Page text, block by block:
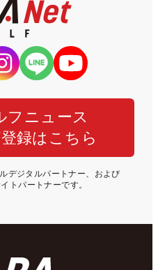
フニュース
録はこちら
デジタルパートナー、および
トパートナーです。